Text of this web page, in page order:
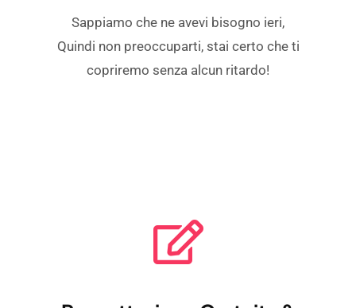
Sappiamo che ne avevi bisogno ieri,
Quindi non preoccuparti, stai certo che ti
copriremo senza alcun ritardo!